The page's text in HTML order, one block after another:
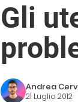
Gli
Andrea
21 Luglio 2012